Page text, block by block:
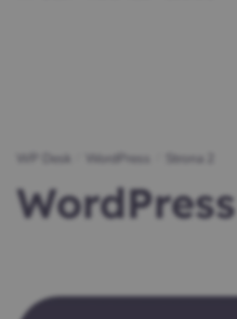
WP Desk WordPress Strona 2
WordPress